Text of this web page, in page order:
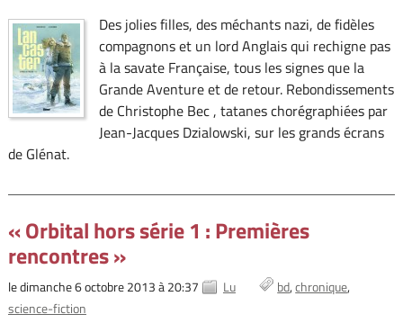
Des jolies filles, des méchants nazi, de fidèles
compagnons et un lord Anglais qui rechigne pas
à la savate Française, tous les signes que la
Grande Aventure et de retour. Rebondissements
de Christophe Bec , tatanes chorégraphiées par
Jean-Jacques Dzialowski, sur les grands écrans
de Glénat.
« Orbital hors série 1 : Premières
rencontres »
le dimanche 6 octobre 2013 à 20:37 Lu bd chronique
science-fiction